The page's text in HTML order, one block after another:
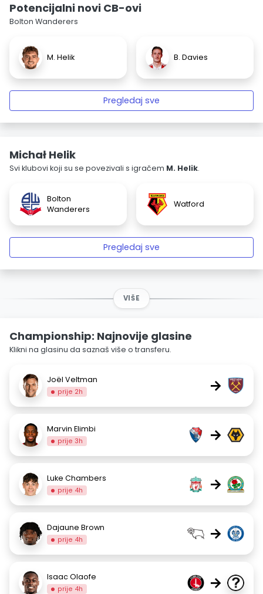
Potencijalni novi CB-ovi
Bolton Wanderers
M. Helik B. Davies
Pregledaj sve
Michał Helik
Svi klubovi koji su se povezivali s igračem M. Helik.
Bolton
Wanderers
Watford
Pregledaj sve
VIŠE
Championship: Najnovije glasine
Klikni na glasinu da saznaš više o transferu.
Joël Veltman
prije 2h →
Marvin Elimbi
prije 3h →
Luke Chambers
prije 4h →
Dajaune Brown
prije 4h →
Isaac Olaofe
prije 4h →